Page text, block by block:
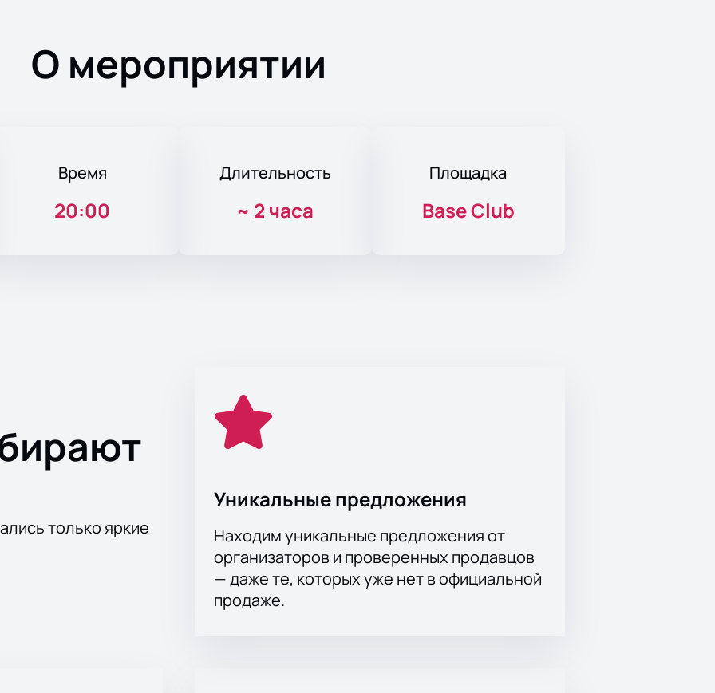
О мероприятии
Время
20:00
Длительность
~ 2 часа
Площадка
Base Club
только яркие
Уникальные предложения
Находим уникальные предложения от
организаторов и проверенных продавцов
— даже те, которых уже нет в официальной
продаже.